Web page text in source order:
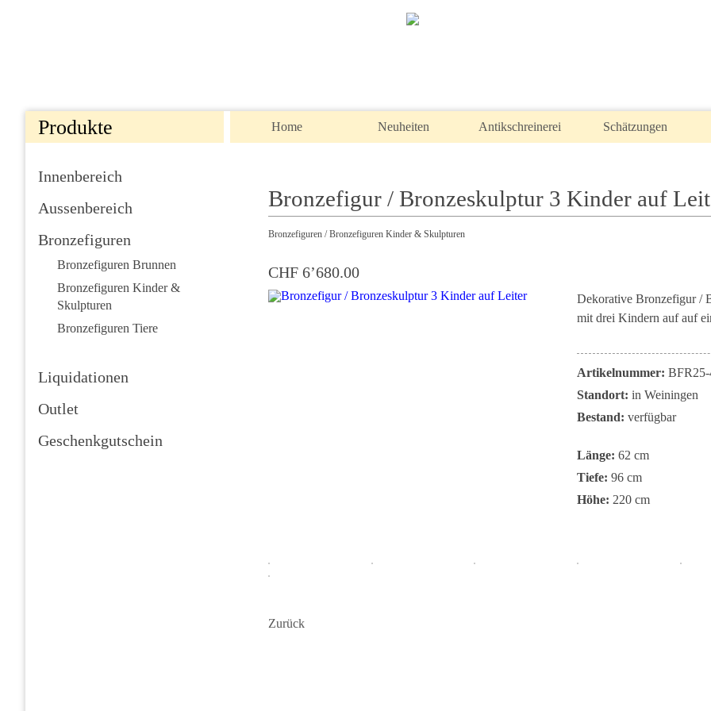
Home Neuheiten Antikschreinerei Schätzungen
Bronzefigur / Bronzeskulptur 3 Kinder auf
Bronzefiguren / Bronzefiguren Kinder & Skulpturen
CHF 6’680.00
Dekorative Bronzefigur /
mit drei Kindern auf auf
Artikelnummer:
Standort: in Weiningen
Bestand: verfügbar
Länge: 62 cm
Tiefe: 96 cm
Höhe: 220 cm
Zurück
Produkte
Aussenbereich
Bronzefiguren
Bronzefiguren Brunnen
Bronzefiguren Kinder &
Skulpturen
Bronzefiguren Tiere
Innenbereich
Liquidationen
Outlet
Geschenkgutschein